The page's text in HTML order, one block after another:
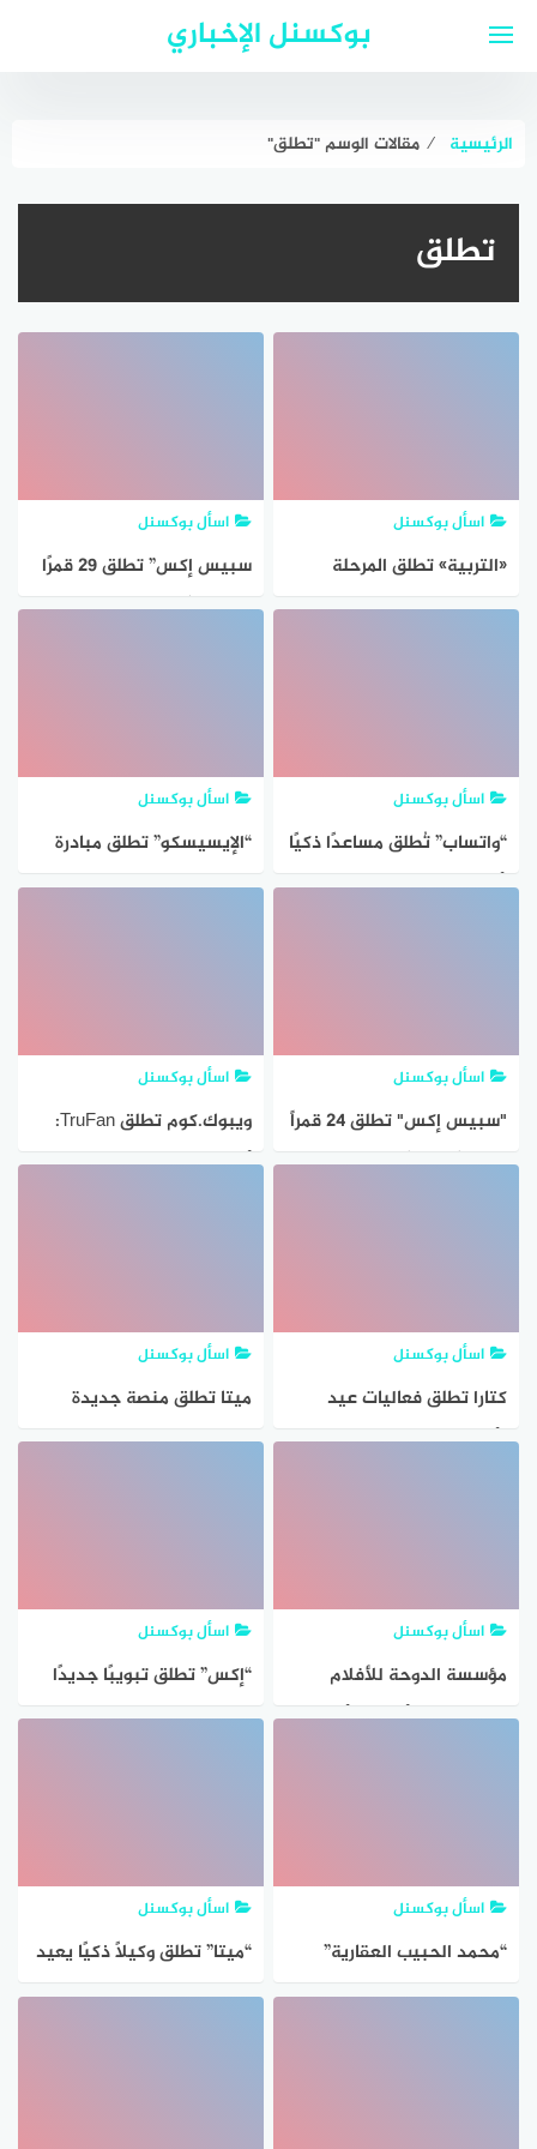
بوكسنل الإخباري
الرئيسية ⁄ مقالات الوسم "تطلق"
تطلق
اسأل بوكسنل
«التربية» تطلق المرحلة
الرابعة لترقيات «الإشرافية»
اسأل بوكسنل
سبيس إكس” تطلق 29 قمرًا
اصطناعيًا وتستعيد المعزز
اسأل بوكسنل
“واتساب” تُطلق مساعدًا ذكيًا
لأتمتة خدمة العملاء
اسأل بوكسنل
“الإيسيسكو” تطلق مبادرة
دولية لترسيخ قيم التسامح
اسأل بوكسنل
"سبيس إكس" تطلق 24 قمراً
صناعياً جديداً لشبكة
اسأل بوكسنل
ويبوك.كوم تطلق TruFan:
أحدث تقنيات حماية
اسأل بوكسنل
كتارا تطلق فعاليات عيد
الأضحى المبارك بحضور
اسأل بوكسنل
ميتا تطلق منصة جديدة
تنافس ريديت لمجموعات
اسأل بوكسنل
مؤسسة الدوحة للأفلام
تطلق كتاب “أطلس الألفة
اسأل بوكسنل
“إكس” تطلق تبويبًا جديدًا
لاسترجاع المحتوى المحفوظ
اسأل بوكسنل
“محمد الحبيب العقارية”
تطلق حملتها المؤسسية
اسأل بوكسنل
“ميتا” تطلق وكيلًا ذكيًا يعيد
تعريف التسوّق عبر